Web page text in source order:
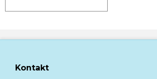
Kontakt